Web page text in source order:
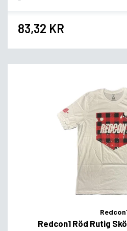
83,32 KR
Redcon1 Röd Rutig